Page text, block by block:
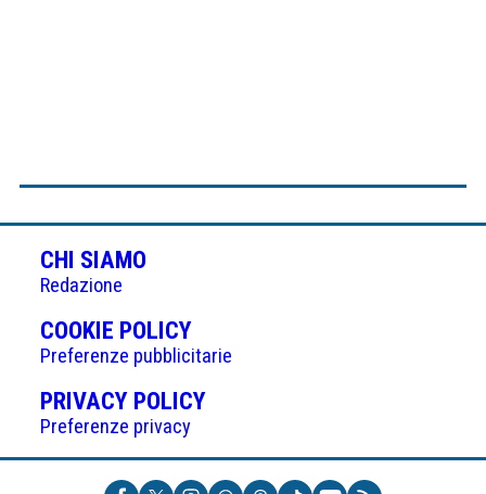
CHI SIAMO
Redazione
COOKIE POLICY(APRE
IN
UNA
NUOVA
Preferenze pubblicitarie
PRIVACY POLICY(APRE
UNA
NUOVA
Preferenze privacy